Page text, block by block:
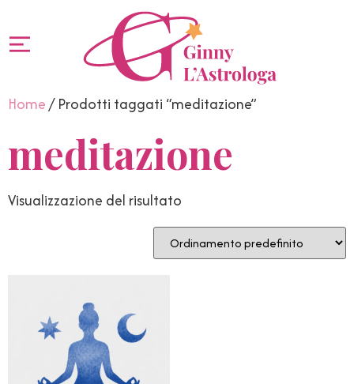
Home/ Prodotti taggati “meditazione”
meditazione
Visualizzazione del risultato